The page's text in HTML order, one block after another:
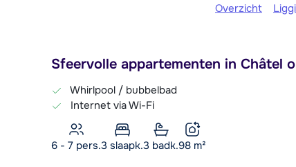
Overzicht
Sfeervolle appartementen in Châtel
Whirlpool / bubbelbad
Internet via Wi-Fi
6 - 7 pers.3 slaapk.3 badk.98 m²